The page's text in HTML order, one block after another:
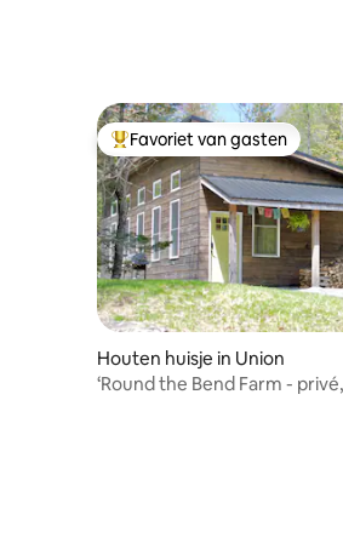
Topfavoriet van gasten
Favoriet van gasten
Houten huisje in Union
‘Round the Bend Farm -